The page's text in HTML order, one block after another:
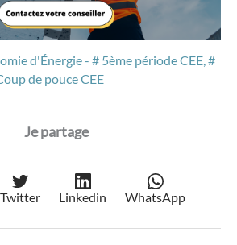
d'Énergie- 5ème période CEE
de pouce CEE
Twitter Linkedin WhatsApp